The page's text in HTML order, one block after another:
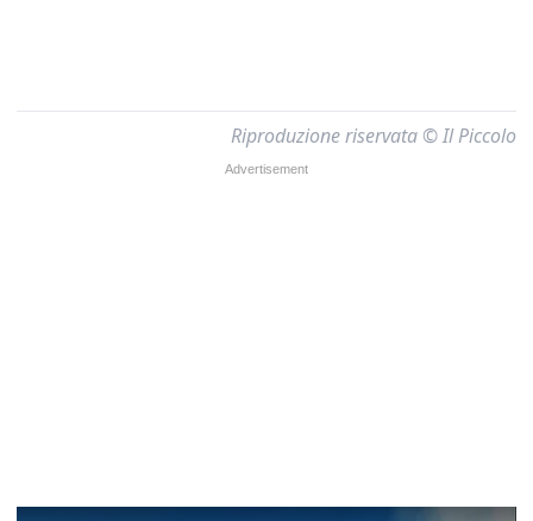
Riproduzione riservata © Il Piccolo